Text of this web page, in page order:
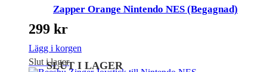
Zapper Orange Nintendo NES (Begagnad)
299 kr
Lägg i korgen
Slut i lager
SLUT I LAGER